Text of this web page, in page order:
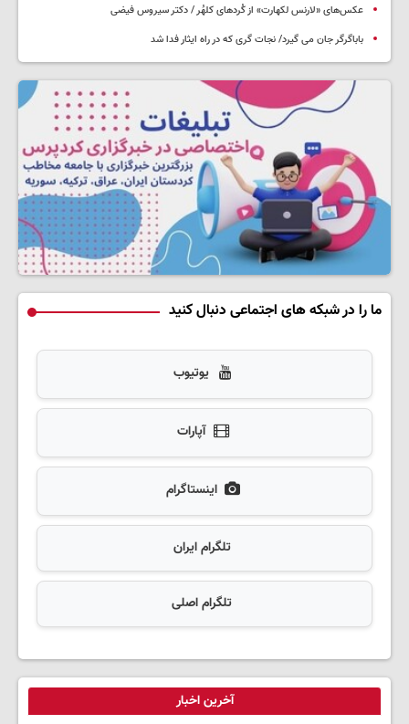
عکس‌های «لارنس لکهارت» از کُردهای کلهُر / دکتر سیروس فیضی
باباگرگر جان می گیرد/ نجات گری که در راه ایثار فدا شد
ما را در شبکه های اجتماعی دنبال کنید
یوتیوب
آپارات
اینستاگرام
تلگرام ایران
تلگرام اصلی
آخرین اخبار